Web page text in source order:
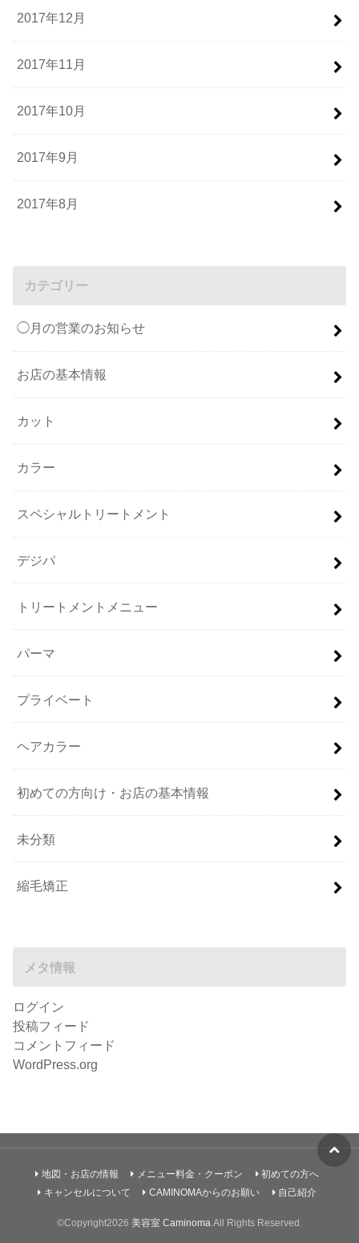
2017年12月
2017年11月
2017年10月
2017年9月
2017年8月
カテゴリー
◯月の営業のお知らせ
お店の基本情報
カット
カラー
スペシャルトリートメント
デジパ
トリートメントメニュー
パーマ
プライベート
ヘアカラー
初めての方向け・お店の基本情報
未分類
縮毛矯正
メタ情報
ログイン
投稿フィード
コメントフィード
WordPress.org
地図・お店の情報 メニュー料金・クーポン
初めての方へ
キャンセルについて
CAMINOMAからのお願い 自己紹介
©Copyright2026 美容室 Caminoma .All Rights Reserved.